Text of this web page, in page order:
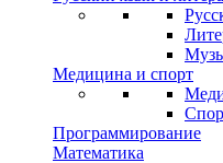
Медицина и спорт
Программирование
Математика